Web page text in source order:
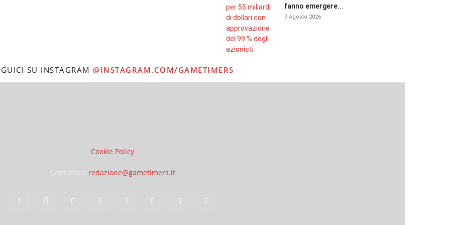
fanno emergere...
7 Agosto 2026
SU INSTAGRAM @INSTAGRAM.COM/GAMETIMERS
Cookie Policy
redazione@gametimers.it